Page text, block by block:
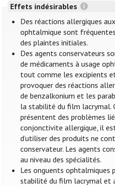
matières
Effets indésirables
Des réactions allergiques
ophtalmique sont
des plaintes initiales.
Des agents conservateurs
de médicaments à usage
tout comme les excipients
provoquer des réactions
de benzalkonium et les
la stabilité du film lacrymal.
présentent des problèmes
conjonctivite allergique, il
d’utiliser des produits ne
conservateur. Les agents
au niveau des spécialités.
Les onguents ophtalmiques
stabilité du film lacrymal et